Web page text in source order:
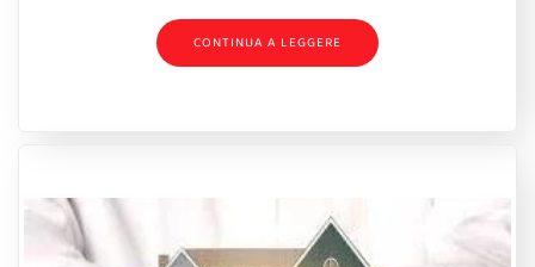
CONTINUA A LEGGERE